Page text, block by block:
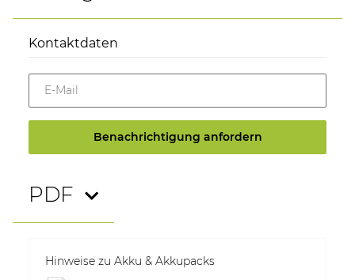
Kontaktdaten
E-Mail
Benachrichtigung anfordern
PDF
Hinweise zu Akku & Akkupacks